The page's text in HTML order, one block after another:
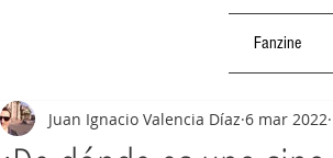
Fanzine
Juan Ignacio Valencia Díaz 6 mar 2022